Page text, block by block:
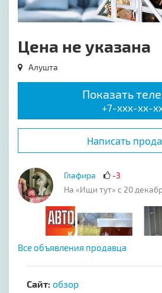
Цена не указана
Алушта
Показать
+7-xxx-xx-
Написать
Глафира
-3
На «Ищи тут» с 20
Все объявления продавца
Сайт: обзор